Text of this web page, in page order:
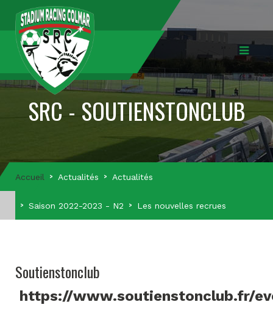
SRC - SOUTIENSTONCLUB
Accueil Actualités Actualités
Saison 2022-2023 - N2 Les nouvelles recrues
Soutienstonclub
https://www.soutienstonclub.fr/